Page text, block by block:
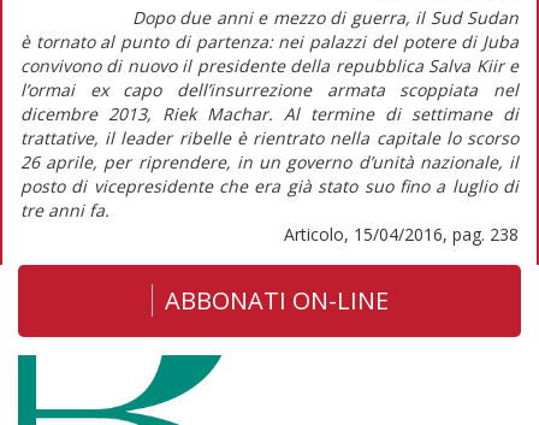
Dopo due anni e mezzo di guerra, il Sud Sudan
è tornato al punto di partenza: nei palazzi del potere di Juba
convivono di nuovo il presidente della repubblica Salva Kiir e
l’ormai ex capo dell’insurrezione armata scoppiata nel
dicembre 2013, Riek Machar. Al termine di settimane di
trattative, il leader ribelle è rientrato nella capitale lo scorso
26 aprile, per riprendere, in un governo d’unità nazionale, il
posto di vicepresidente che era già stato suo fino a luglio di
tre anni fa.
Articolo, 15/04/2016, pag. 238
ABBONATI ON-LINE